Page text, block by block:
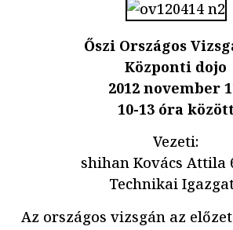
Őszi Országos
Központi dojo
2012 november
10-13 óra
Vezeti:
shihan Kovács Attila
Technikai
Az országos vizsgán az